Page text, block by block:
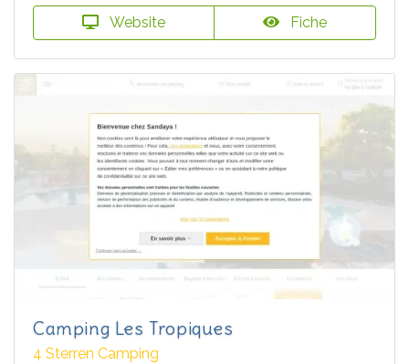
Website Fiche
Camping Les Tropiques
4 Sterren Camping